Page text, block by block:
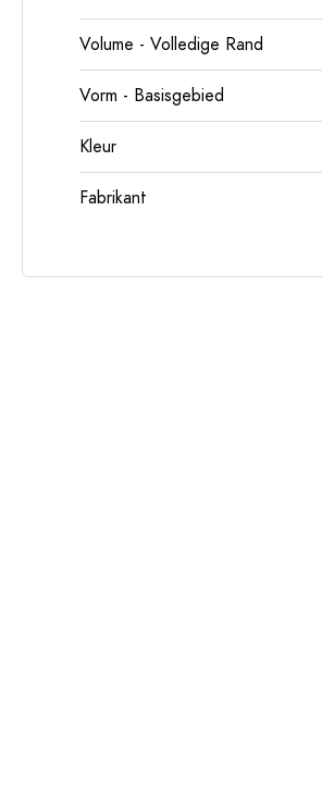
Volume - Volledige Rand
Vorm - Basisgebied
Kleur
Fabrikant